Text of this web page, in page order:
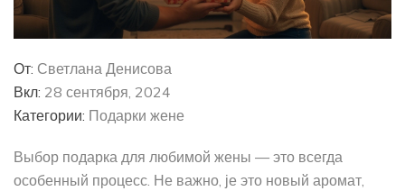
От: Светлана Денисова
Вкл: 28 сентября, 2024
Категории: Подарки жене
Выбор подарка для любимой жены — это всегда
особенный процесс. Не важно, је это новый аромат,